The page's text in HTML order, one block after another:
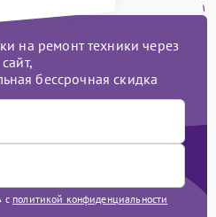
на ремонт техники через
сайт,
бессрочная скидка
с политикой конфиденциальности